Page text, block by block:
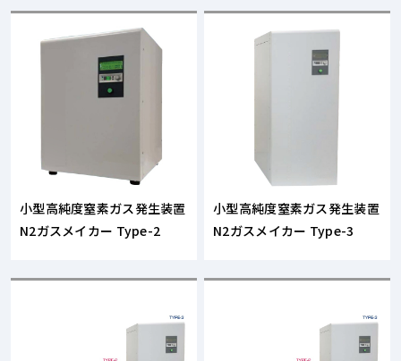
小型高純度窒素ガス発生装置
N2ガスメイカー Type-2
小型高純度窒素ガス発生装置
N2ガスメイカー Type-3